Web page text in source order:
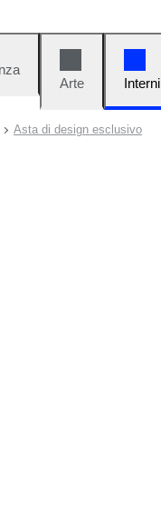
Arte
Interni
Asta di design esclusivo